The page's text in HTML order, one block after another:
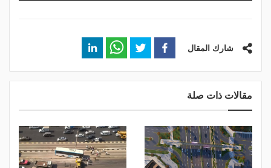
شارك المقال
مقالات ذات صلة